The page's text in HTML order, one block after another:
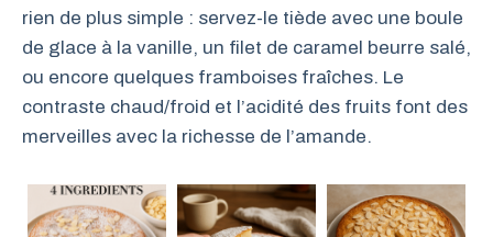
rien de plus simple : servez-le tiède avec une boule
de glace à la vanille, un filet de caramel beurre salé,
ou encore quelques framboises fraîches. Le
contraste chaud/froid et l’acidité des fruits font des
merveilles avec la richesse de l’amande.